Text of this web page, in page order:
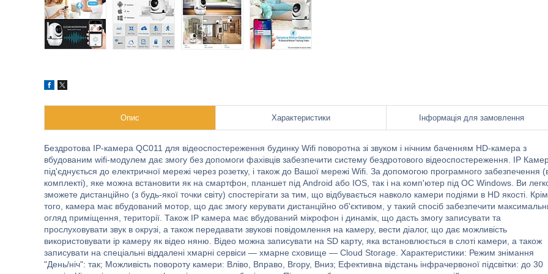
Опис Характеристики Інформація для замовлення
Бездротова IP-камера QC011 для відеоспостереження будинку Wifi поворотна зі звуком і нічним баченням HD-камера з
вбудованим wifi-модулем дає змогу без допомоги фахівців забезпечити систему бездротового відеоспостереження. IP
під'єднується до електричної мережі через розетку, і також до Вашої мережі Wifi. За допомогою програмного забезпечення
комплекті), яке можна встановити як на смартфон, планшет під Android або IOS, так і на комп'ютер під ОС Windows. Ви
зможете дистанційно (з будь-якої точки світу) спостерігати за тим, що відбувається навколо камери подіями в HD якості. Крім
того, камера має вбудований мотор, що дає змогу керувати дистанційно об'єктивом, у такий спосіб забезпечити
огляд приміщення, території. Також IP камера має вбудований мікрофон і динамік, що дасть змогу записувати та
прослуховувати звук в окрузі, а також передавати звукові повідомлення на камеру, вести діалог, що дає можливість
використовувати ip камеру як відео няню. Відео можна записувати на SD карту, яка встановлюється в слоті камери, а також
записувати на спеціальні віддалені хмарні сервіси — хмарне сховище — Cloud Storage. Характеристики: Режим знімання
"День/ніч": так; Можливість повороту камери: Вліво, Вправо, Вгору, Вниз; Ефективна відстань інфрачервоної підсвітки: до 30